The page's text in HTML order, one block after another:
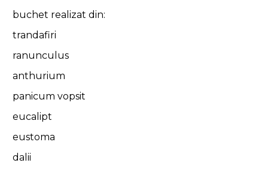
buchet realizat din:
trandafiri
ranunculus
anthurium
panicum vopsit
eucalipt
eustoma
dalii